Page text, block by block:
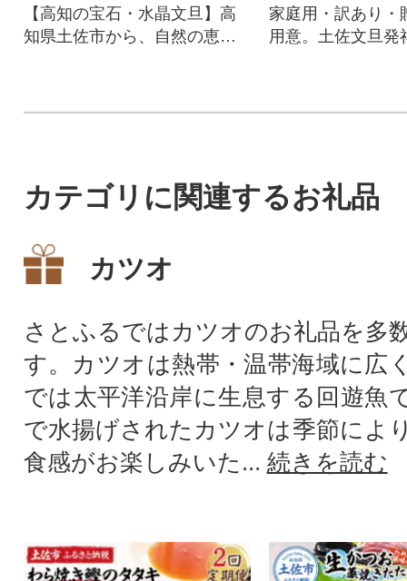
【高知の宝石・水晶文旦】高
知県土佐市から、自然の恵み
家庭用・訳あり・
用意。土佐文旦発
カテゴリに関連するお礼品
カツオ
さとふるではカツオのお礼品を多
す。カツオは熱帯・温帯海域に広
では太平洋沿岸に生息する回遊魚
で水揚げされたカツオは季節によ
食感がお楽しみいた... 続きを読む